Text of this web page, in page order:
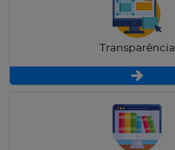
Transparência